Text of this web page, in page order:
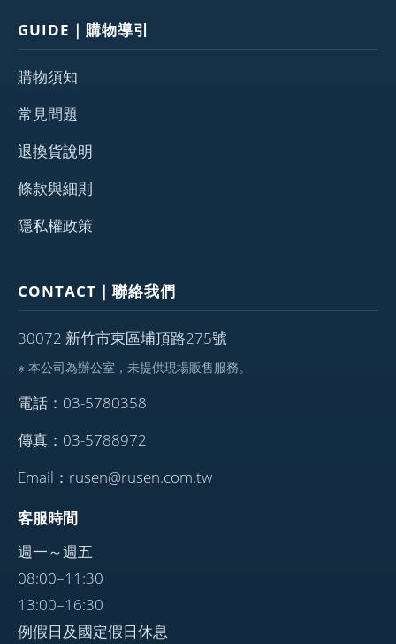
GUIDE｜購物導引
購物須知
常見問題
退換貨說明
條款與細則
隱私權政策
CONTACT｜聯絡我們
30072 新竹市東區埔頂路275號
※ 本公司為辦公室，未提供現場販售服務。
電話：03-5780358
傳真：03-5788972
Email：rusen@rusen.com.tw
客服時間
週一～週五
08:00–11:30
13:00–16:30
例假日及國定假日休息